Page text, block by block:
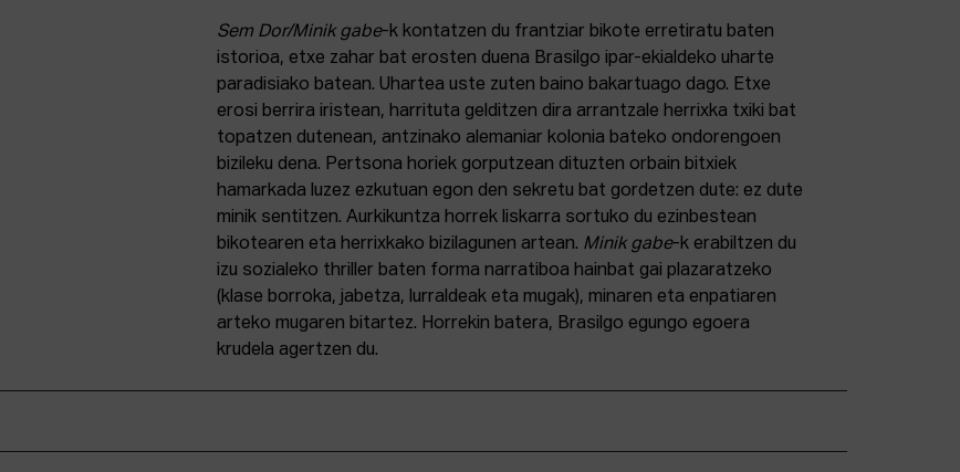
Sem Dor/Minik gabe-k kontatzen du frantziar bikote erretiratu baten
istorioa, etxe zahar bat erosten duena Brasilgo ipar-ekialdeko uharte
paradisiako batean. Uhartea uste zuten baino bakartuago dago. Etxe
erosi berrira iristean, harrituta gelditzen dira arrantzale herrixka txiki bat
topatzen dutenean, antzinako alemaniar kolonia bateko ondorengoen
bizileku dena. Pertsona horiek gorputzean dituzten orbain bitxiek
hamarkada luzez ezkutuan egon den sekretu bat gordetzen dute: ez dute
minik sentitzen. Aurkikuntza horrek liskarra sortuko du ezinbestean
bikotearen eta herrixkako bizilagunen artean. Minik gabe-k erabiltzen du
izu sozialeko thriller baten forma narratiboa hainbat gai plazaratzeko
(klase borroka, jabetza, lurraldeak eta mugak), minaren eta enpatiaren
arteko mugaren bitartez. Horrekin batera, Brasilgo egungo egoera
krudela agertzen du.